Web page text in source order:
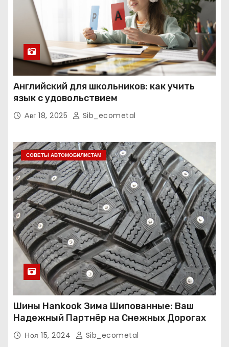
Английский для школьников: как учить
язык с удовольствием
Авг 18, 2025 Sib_ecometal
СОВЕТЫ АВТОМОБИЛИСТАМ
Шины Hankook Зима Шипованные: Ваш
Надежный Партнёр на Снежных Дорогах
Ноя 15, 2024 Sib_ecometal